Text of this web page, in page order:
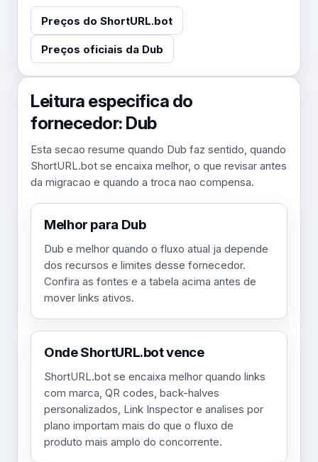
Preços do ShortURL.bot
Preços oficiais da Dub
Leitura especifica do
fornecedor: Dub
Esta secao resume quando Dub faz sentido, quando
ShortURL.bot se encaixa melhor, o que revisar antes
da migracao e quando a troca nao compensa.
Melhor para Dub
Dub e melhor quando o fluxo atual ja depende
dos recursos e limites desse fornecedor.
Confira as fontes e a tabela acima antes de
mover links ativos.
Onde ShortURL.bot vence
ShortURL.bot se encaixa melhor quando links
com marca, QR codes, back-halves
personalizados, Link Inspector e analises por
plano importam mais do que o fluxo de
produto mais amplo do concorrente.